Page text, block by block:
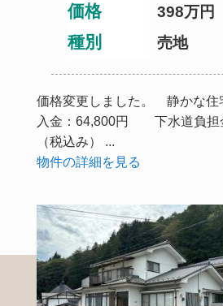
価格 398万円
種別 売地
価格変更しました。 静かな
入金：64,800円 下水道負担
（税込み） ...
物件の詳細を見る